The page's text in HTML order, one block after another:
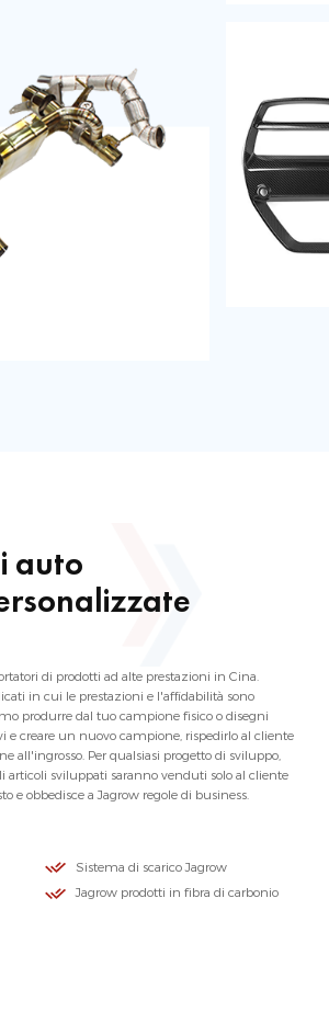
auto
di prodotti ad alte prestazioni in Cina.
in cui le prestazioni e l'affidabilità sono
produrre dal tuo campione fisico o disegni
creare un nuovo campione, rispedirlo al cliente
all'ingrosso. Per qualsiasi progetto di sviluppo,
sviluppati saranno venduti solo al cliente
e obbedisce a Jagrow regole di business.
Sistema di scarico Jagrow
Jagrow prodotti in fibra di carbonio